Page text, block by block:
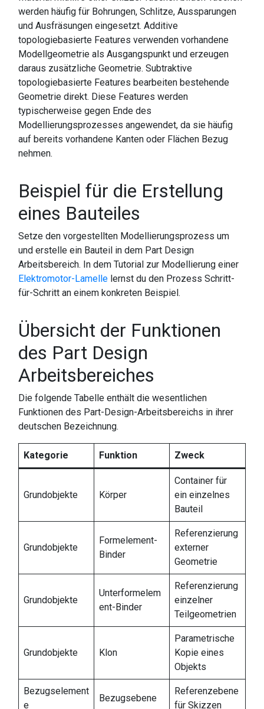
werden häufig für Bohrungen, Schlitze, Aussparungen
und Ausfräsungen eingesetzt. Additive
topologiebasierte Features verwenden vorhandene
Modellgeometrie als Ausgangspunkt und erzeugen
daraus zusätzliche Geometrie. Subtraktive
topologiebasierte Features bearbeiten bestehende
Geometrie direkt. Diese Features werden
typischerweise gegen Ende des
Modellierungsprozesses angewendet, da sie häufig
auf bereits vorhandene Kanten oder Flächen Bezug
nehmen.
Beispiel für die Erstellung
eines Bauteiles
Setze den vorgestellten Modellierungsprozess um
und erstelle ein Bauteil in dem Part Design
Arbeitsbereich. In dem Tutorial zur Modellierung einer
Elektromotor-Lamelle lernst du den Prozess Schritt-
für-Schritt an einem konkreten Beispiel.
Übersicht der Funktionen
des Part Design
Arbeitsbereiches
Die folgende Tabelle enthält die wesentlichen
Funktionen des Part-Design-Arbeitsbereichs in ihrer
deutschen Bezeichnung.
Kategorie Funktion Zweck
Grundobjekte Körper
Container für
ein einzelnes
Bauteil
Grundobjekte
Formelement-
Binder
Referenzierung
externer
Geometrie
Grundobjekte
Unterformelem
ent-Binder
Referenzierung
einzelner
Teilgeometrien
Grundobjekte Klon
Parametrische
Kopie eines
Objekts
Bezugselement
e
Bezugsebene
Referenzebene
für Skizzen